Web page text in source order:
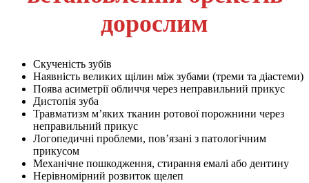
дорослим
Скученість зубів
Наявність великих щілин між зубами (треми та діастеми)
Поява асиметрії обличчя через неправильний прикус
Дистопія зуба
Травматизм м’яких тканин ротової порожнини через
неправильний прикус
Логопедичні проблеми, пов’язані з патологічним
прикусом
Механічне пошкодження, стирання емалі або дентину
Нерівномірний розвиток щелеп